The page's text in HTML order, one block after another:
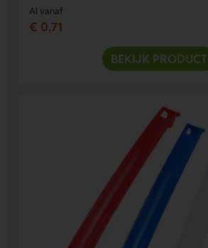
Al vanaf
€ 0,71
BEKIJK PRODUCT